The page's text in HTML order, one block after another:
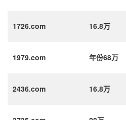
1726.com 16.8万
1979.com 年份68万
2436.com 16.8万